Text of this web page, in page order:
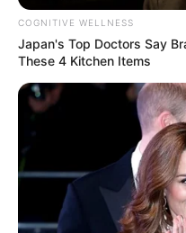
COGNITIVE WELLNESS
Japan's Top Doctors Say
These 4 Kitchen Items